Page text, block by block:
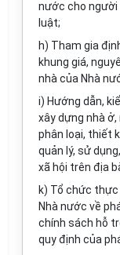
nước cho người
luật;
h) Tham gia
khung giá,
nhà của Nhà
i) Hướng dẫn,
xây dựng nhà
phân loại, thiết
quản lý, sử
xã hội trên địa
k) Tổ chức
Nhà nước về
chính sách hỗ
quy định của